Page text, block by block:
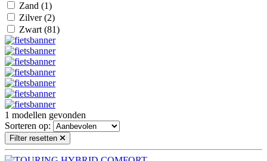
Zand (1)
Zilver(2)
Zwart (81)
1 modellen gevonden
Sorteren op:
Filter resetten